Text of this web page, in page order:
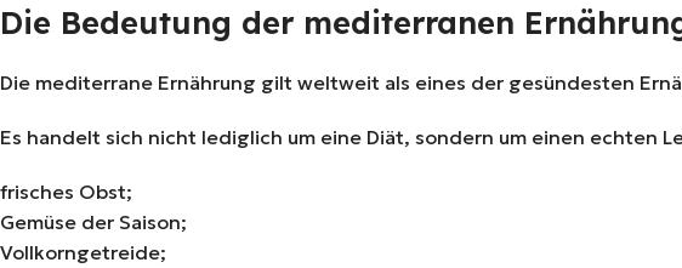
Die Bedeutung der mediterranen
Die mediterrane Ernährung gilt weltweit als eines der gesündesten
Es handelt sich nicht lediglich um eine Diät, sondern um einen echten
frisches Obst;
Gemüse der Saison;
Vollkorngetreide;